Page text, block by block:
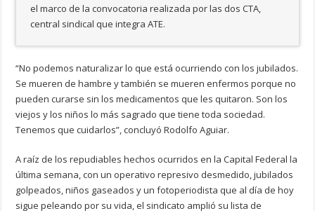
el marco de la convocatoria realizada por las dos CTA,
central sindical que integra ATE.
“No podemos naturalizar lo que está ocurriendo con los jubilados.
Se mueren de hambre y también se mueren enfermos porque no
pueden curarse sin los medicamentos que les quitaron. Son los
viejos y los niños lo más sagrado que tiene toda sociedad.
Tenemos que cuidarlos”, concluyó Rodolfo Aguiar.
A raíz de los repudiables hechos ocurridos en la Capital Federal la
última semana, con un operativo represivo desmedido, jubilados
golpeados, niños gaseados y un fotoperiodista que al día de hoy
sigue peleando por su vida, el sindicato amplió su lista de